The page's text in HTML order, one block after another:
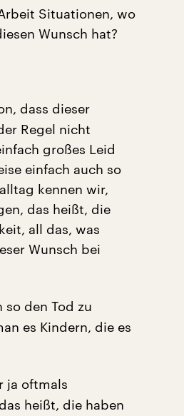
Situationen, wo
Wunsch hat?
dass dieser
Regel nicht
großes Leid
einfach auch so
kennen wir,
das heißt, die
all das, was
Wunsch bei
den Tod zu
es Kindern, die es
ja oftmals
heißt, die haben